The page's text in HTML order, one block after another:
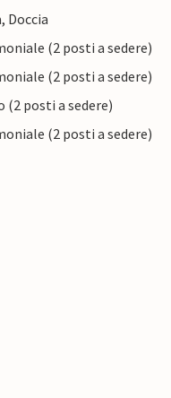
Doccia
(2 posti a sedere)
(2 posti a sedere)
posti a sedere)
(2 posti a sedere)